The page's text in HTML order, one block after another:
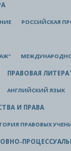
РОССИЙСКАЯ
ПРАВОВАЯ
АНГЛИЙСКИЙ ЯЗЫК
И ПРАВА
ПРАВОВЫХ